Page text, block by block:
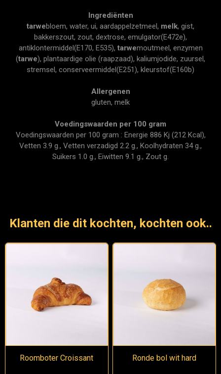
Ingrediënten
tarwebloem, water, ui, aardappelzetmeel, melk, gist,
bakkerszout, zout, dextrose, emulgator(E472e),
antiklontermiddel(E170, E535), tarwemoutmeel, enzymen
(tarwe), plantaardige olie (raapzaad), kaliumjodide, zuursel,
stremsel, conserveermiddel(E251), kleurstof(E160b)
Allergenen
gluten, melk
Voedingswaarden per 100 gram
Voedingswaarden per 100 gram : Energie 886 Kj (212 Kcal),
Vetten 3.9 g., Vetten verzadigd 2.2 g., Koolhydraten 34 g.,
Suikers 1.0 g., Eiwitten 9.1 g., Zout g.
Klanten die dit kochten, kochten ook..
Roomboter Croissant Ronde bol wit hard